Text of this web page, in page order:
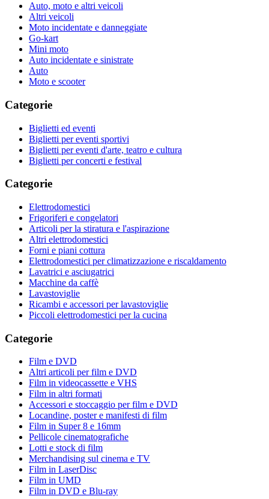
Auto, moto e altri veicoli
Altri veicoli
Moto incidentate e danneggiate
Go-kart
Mini moto
Auto incidentate e sinistrate
Auto
Moto e scooter
Categorie
Biglietti ed eventi
Biglietti per eventi sportivi
Biglietti per eventi d'arte, teatro e cultura
Biglietti per concerti e festival
Categorie
Elettrodomestici
Frigoriferi e congelatori
Articoli per la stiratura e l'aspirazione
Altri elettrodomestici
Forni e piani cottura
Elettrodomestici per climatizzazione e riscaldamento
Lavatrici e asciugatrici
Macchine da caffè
Lavastoviglie
Ricambi e accessori per lavastoviglie
Piccoli elettrodomestici per la cucina
Categorie
Film e DVD
Altri articoli per film e DVD
Film in videocassette e VHS
Film in altri formati
Accessori e stoccaggio per film e DVD
Locandine, poster e manifesti di film
Film in Super 8 e 16mm
Pellicole cinematografiche
Lotti e stock di film
Merchandising sul cinema e TV
Film in LaserDisc
Film in UMD
Film in DVD e Blu-ray